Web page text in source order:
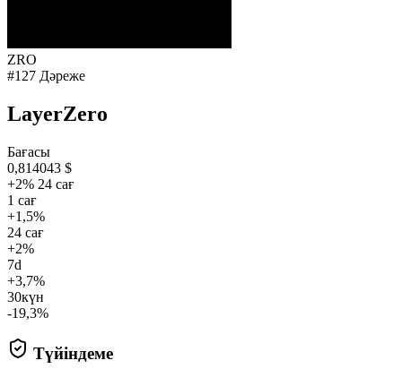
ZRO
#127 Дәреже
LayerZero
Бағасы
0,814043 $
+2% 24 сағ
1 сағ
+1,5%
24 сағ
+2%
7d
+3,7%
30күн
-19,3%
Түйіндеме